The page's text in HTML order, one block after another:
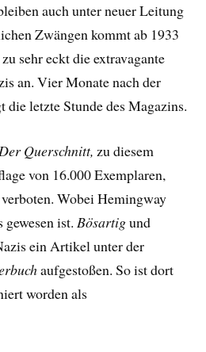
auch unter neuer Leitung
Zwängen kommt ab 1933
sehr eckt die extravagante
an. Vier Monate nach der
letzte Stunde des Magazins.
Querschnitt,zu diesem
von 16.000 Exemplaren,
Wobei Hemingway
gewesen ist.Bösartigund
ein Artikel unter der
aufgestoßen. So ist dort
worden als